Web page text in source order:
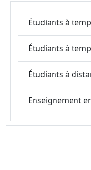
Étudiants à
Étudiants à
Étudiants à
Enseignement